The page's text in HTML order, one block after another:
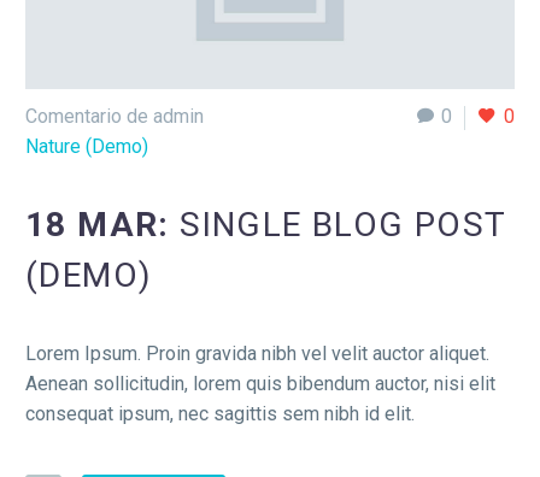
0 0
Comentario de admin
Nature (Demo)
18 MAR: SINGLE BLOG POST
(DEMO)
Lorem Ipsum. Proin gravida nibh vel velit auctor aliquet.
Aenean sollicitudin, lorem quis bibendum auctor, nisi elit
consequat ipsum, nec sagittis sem nibh id elit.